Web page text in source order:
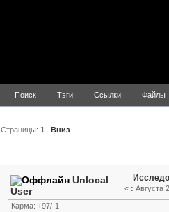
Поиск Тэги Ссылки Файлы
Страницы:1 Вниз
Unlocal
User
Карма: +97/-1
« : Августа